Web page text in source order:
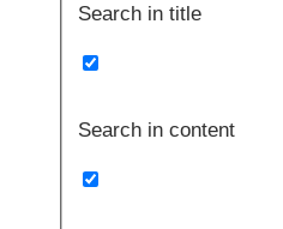
Search in title
Search in content